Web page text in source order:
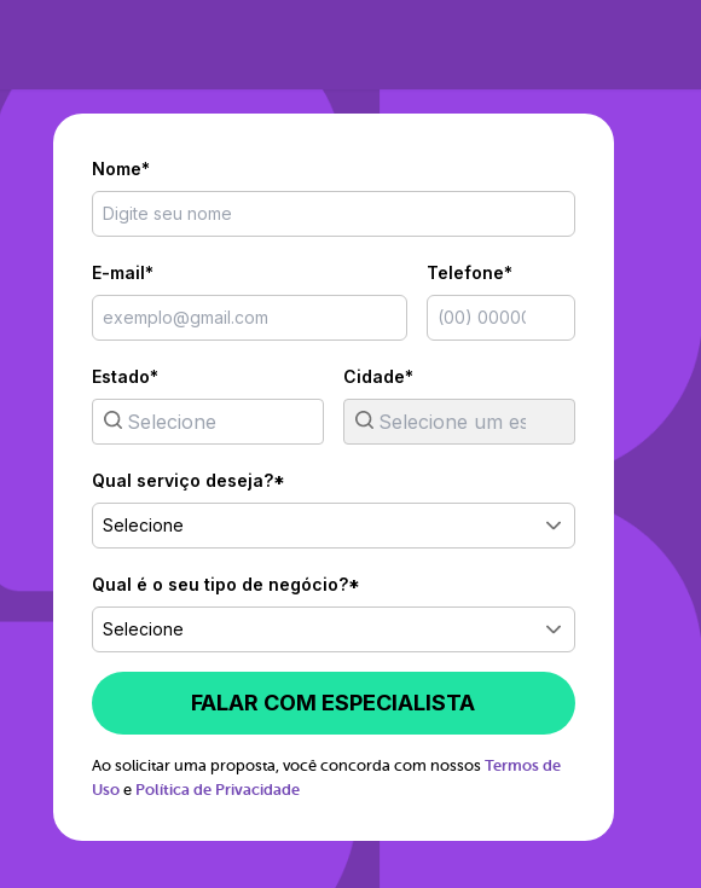
Nome*
E-mail* Telefone*
Estado* Cidade*
Qual serviço deseja?*
Selecione
Qual é o seu tipo de negócio?*
Selecione
FALAR COM ESPECIALISTA
Ao solicitar uma proposta, você concorda com nossos Termos de
Uso e Política de Privacidade